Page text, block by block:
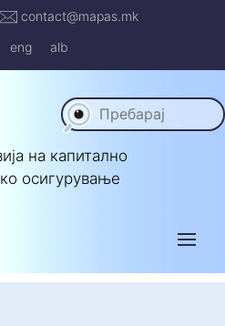
contact@mapas.mk
eng alb
на капитално
осигурување